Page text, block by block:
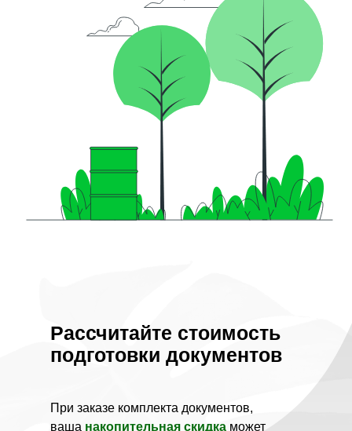
Рассчитайте стоимость
подготовки документов
При заказе комплекта документов,
ваша накопительная скидка может